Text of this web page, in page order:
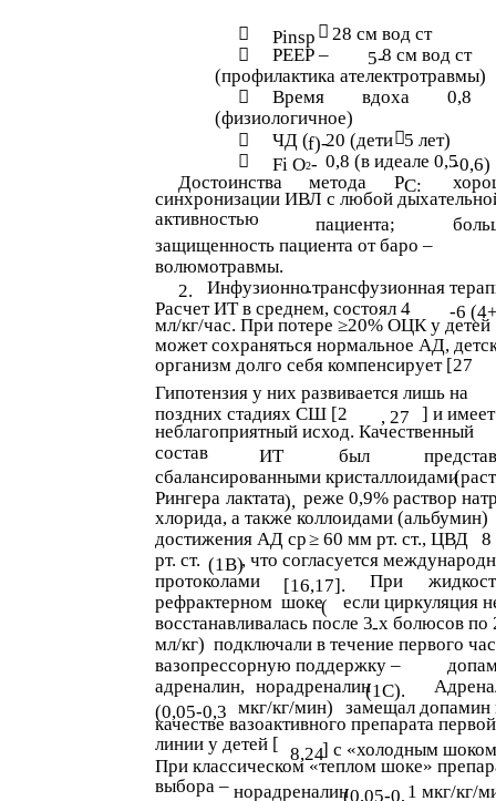
 Pinsp  28 см вод ст

РЕЕР – 5-8 см вод ст
(профилактика ателектротравмы)

Время вдоха
0,8
(физиологичное)

ЧД (f)-20 (дети5 лет)

Fi O2- 0,8 (в идеале 0,5-0,6)
Достоинства
метода РC:
синхронизации ИВЛ с любой
активностью
пациента;
защищенность пациента от баро –
волюмотравмы.
2.
Инфузионно-трансфузионная
Расчет ИТ в среднем, состоял 4
-6
мл/кг/час. При потере ≥20% ОЦК у детей
может сохраняться нормальное АД,
организм долго себя компенсирует [27
Гипотензия у них развивается лишь на
поздних стадиях СШ [2
, 27
] и имеет
неблагоприятный исход. Качественный
состав
ИТ был
сбалансированными кристаллоидами
Рингера лактата), реже 0,9% раствор
хлорида, а также коллоидами (альбумин)
достижения АД ср≥ 60 мм рт. ст., ЦВД
рт. ст. (1B), что согласуется
протоколами
[16,17]. При
рефрактерном шоке(
если циркуляция
восстанавливалась после 3-х болюсов по
мл/кг) подключали в течение первого
вазопрессорную поддержку –
адреналин, норадреналин(1C).
(0,05-0,3 мкг/кг/мин) замещал допамин
качестве вазоактивного препарата первой
линии у детей [ 8,24] с «холодным
При классическом «теплом шоке»
выбора – норадреналин(0,05-0, 1 мкг/кг/